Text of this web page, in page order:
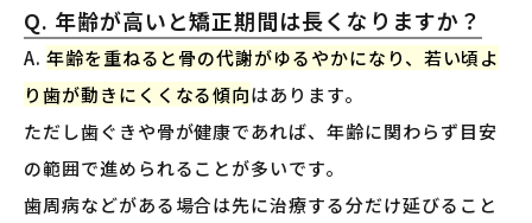
Q. 年齢が高いと矯正期間は長くなりますか？
A. 年齢を重ねると骨の代謝がゆるやかになり、若い頃よ
り歯が動きにくくなる傾向はあります。
ただし歯ぐきや骨が健康であれば、年齢に関わらず目安
の範囲で進められることが多いです。
歯周病などがある場合は先に治療する分だけ延びること